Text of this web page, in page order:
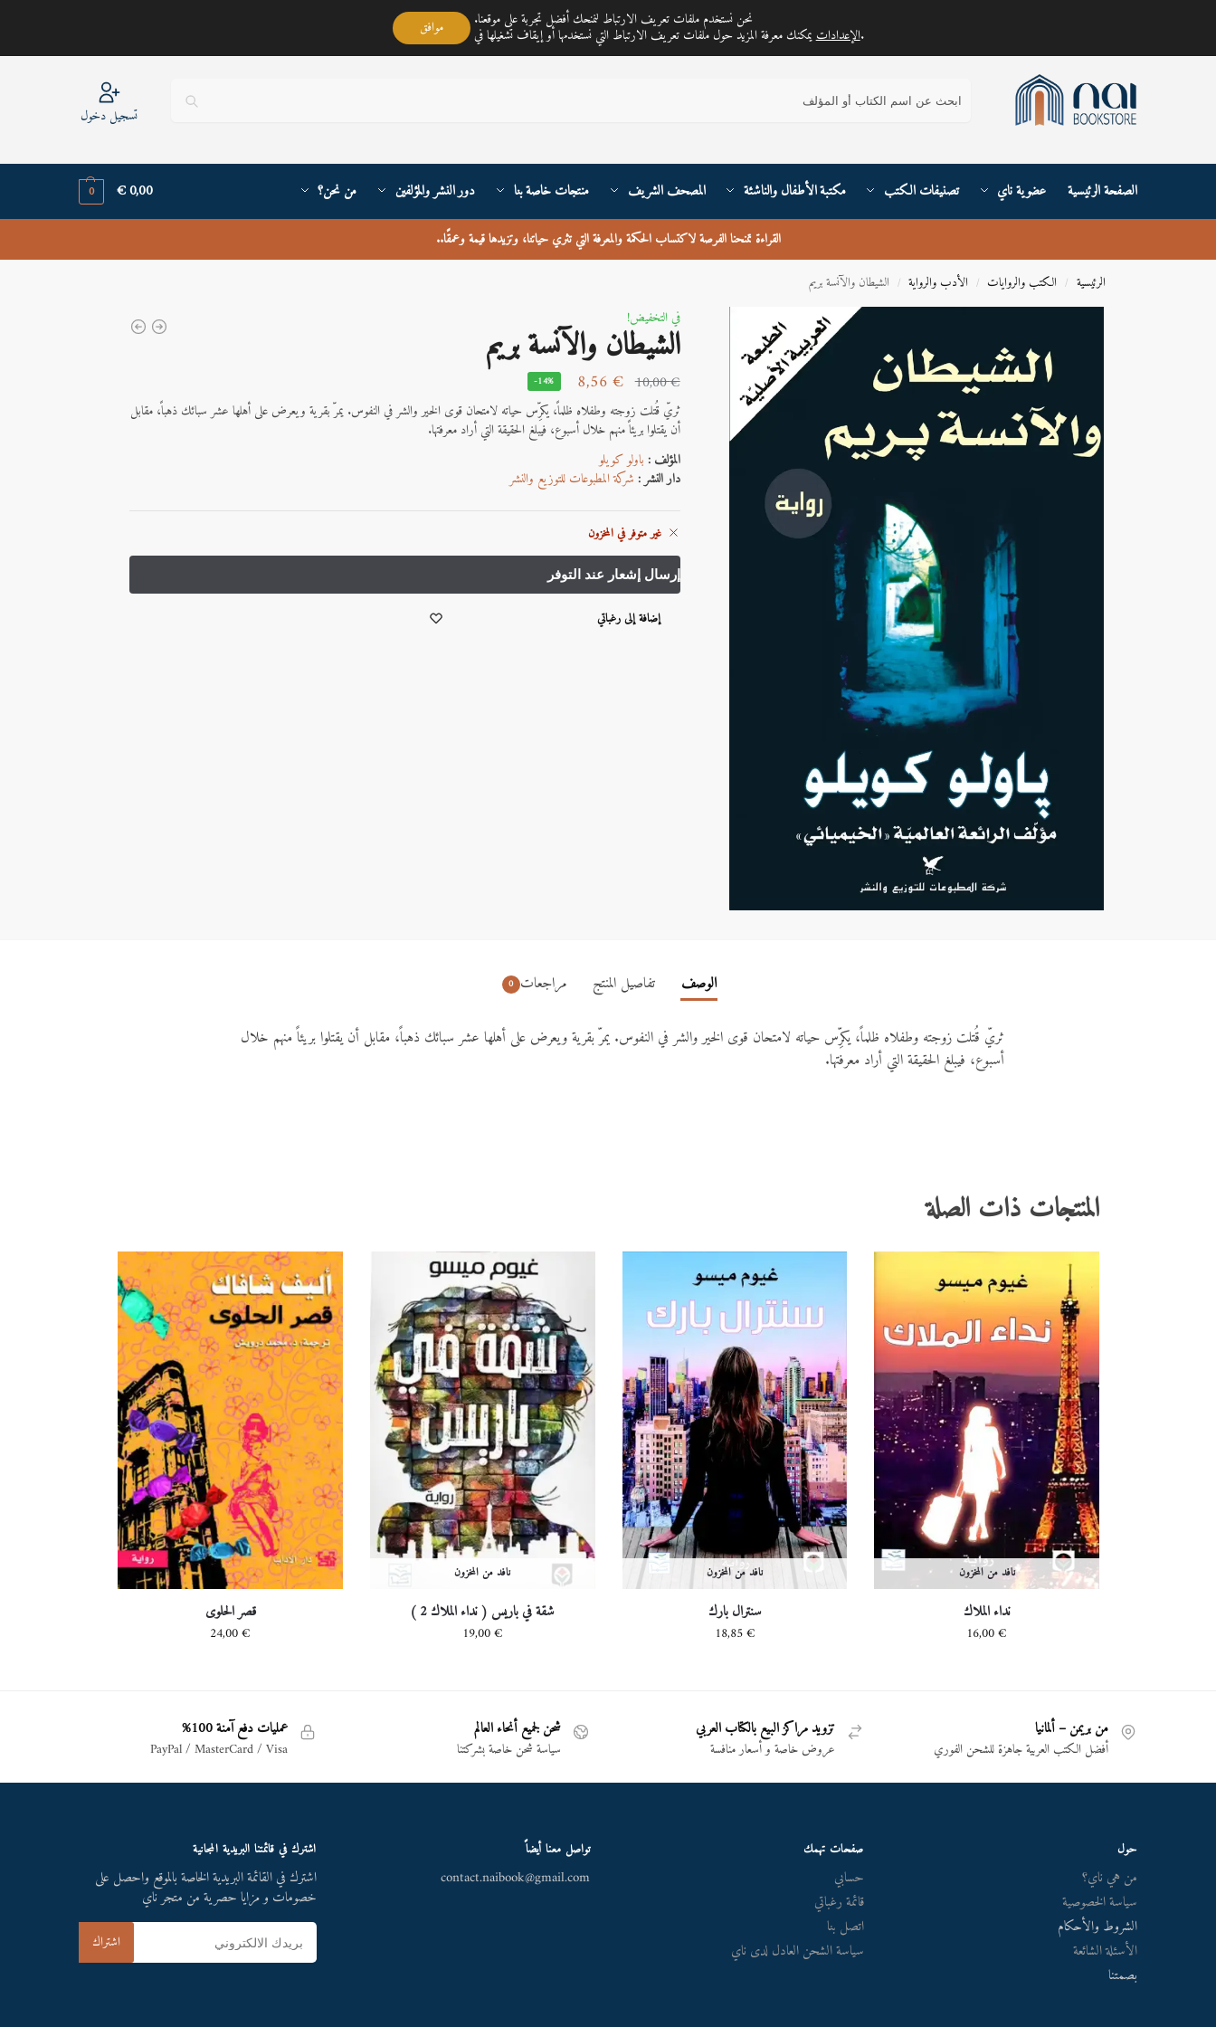
مكتبة ناي متجر لمبيع الكتب العربية تغطي خدمته جميع أنحاء القارة الأوربية والعالم
تسجيل دخول
الصفحة الرئيسية عضوية ناي تصنيفات الكتب مكتبة الأطفال والناشئة المصحف الشريف منتجات خاصة بنا دور النشر والمؤلفين من نحن؟ 0,00
€
0
القراءة تمنحنا الفرصة لاكتساب الحكمة والمعرفة التي تثري حياتنا، وتزيدها قيمة وعمقًا..
الرئيسية / الكتب والروايات / الأدب والرواية / الشيطان والآنسة بريم
في التخفيض!
الشيطان والآنسة بريم
10,00€
8,56€
-14%
ثريّ قُتلت زوجته وطفلاه ظلماً، يكرِّس حياته لامتحان قوى الخير والشر في النفوس. يمرّ بقرية ويعرض على أهلها عشر سبائك ذهباً، مقابل
أن يقتلوا بريئاً منهم خلال أسبوع، فيبلغ الحقيقة التي أراد معرفتها.
المؤلف : باولو كويلو
دار النشر : شركة المطبوعات للتوزيع والنشر
غير متوفر في المخزون
إضافة إلى رغباتي
الوصف تفاصيل المنتج مراجعات 0
ثريّ قُتلت زوجته وطفلاه ظلماً، يكرِّس حياته لامتحان قوى الخير والشر في النفوس. يمرّ بقرية ويعرض على أهلها عشر سبائك ذهباً، مقابل أن يقتلوا بريئاً منهم خلال
أسبوع، فيبلغ الحقيقة التي أراد معرفتها.
المنتجات ذات الصلة
نافد من المخزون
نداء الملاك
16,00€
نافد من المخزون
سنترال بارك
18,85€
نافد من المخزون
شقة في باريس ( نداء الملاك 2 )
19,00€
قصر الحلوى
24,00€
من بريمن – ألمانيا
أفضل الكتب العربية جاهزة للشحن الفوري
تزويد مراكز البيع بالكتاب العربي
عروض خاصة و أسعار منافسة
شحن لجميع أنحاء العالم
سياسة شحن خاصة بشركتنا
عمليات دفع آمنة 100%
PayPal / MasterCard / Visa
حول
من هي ناي؟
سياسة الخصوصية
الشروط والأحكام
الأسئلة الشائعة
بصمتنا
صفحات تهمك
حسابي
قائمة رغباتي
اتصل بنا
سياسة الشحن العادل لدى ناي
تواصل معنا أيضاً
contact.naibook@gmail.com
اشترك في قائمتنا البريدية المجانية
اشترك في القائمة البريدية الخاصة بالموقع واحصل على
خصومات و مزايا حصرية من متجر ناي
نحن نستخدم ملفات تعريف الارتباط لنمنحك أفضل تجربة على موقعنا.
يمكنك معرفة المزيد حول ملفات تعريف الارتباط التي نستخدمها أو إيقاف تشغيلها فيالإعدادات. موافق